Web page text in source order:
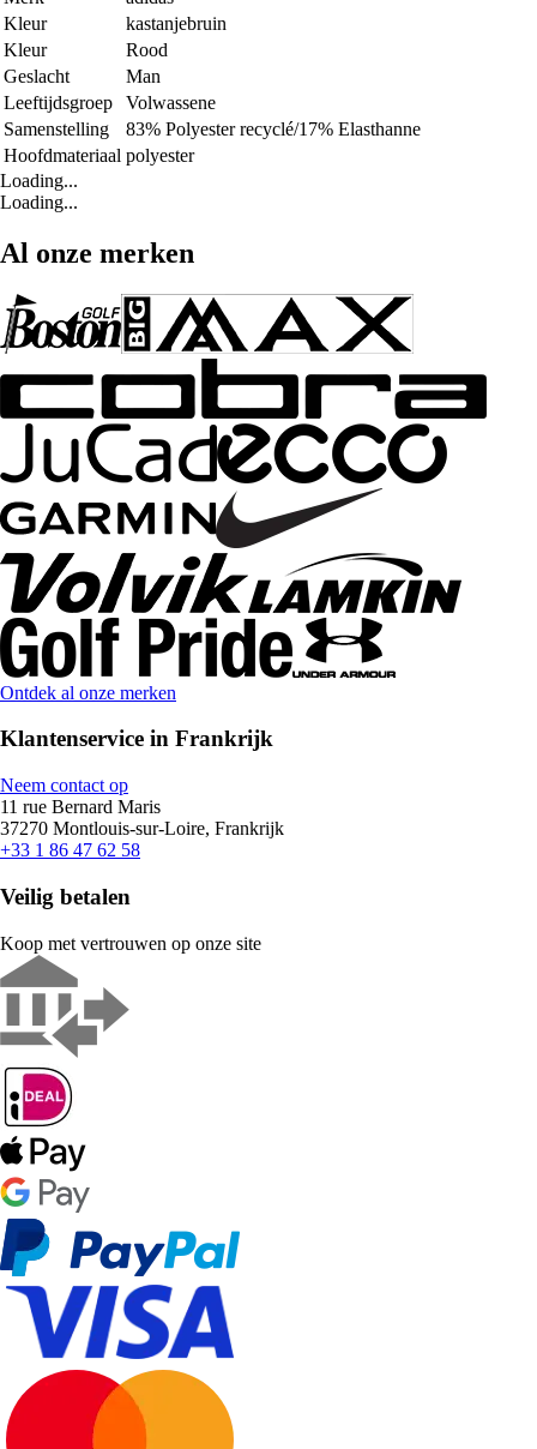
Kleur
kastanjebruin
Kleur
Rood
Geslacht
Man
Leeftijdsgroep
Volwassene
Samenstelling
83% Polyester recyclé/17% Elasthanne
Hoofdmateriaal polyester
Loading...
Loading...
Al onze merken
Ontdek al onze merken
Klantenservice in Frankrijk
Neem contact op
11 rue Bernard Maris
37270 Montlouis-sur-Loire, Frankrijk
+33 1 86 47 62 58
Veilig betalen
Koop met vertrouwen op onze site